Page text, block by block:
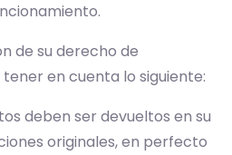
de su derecho de
en cuenta lo siguiente:
deben ser devueltos en su
originales, en perfecto